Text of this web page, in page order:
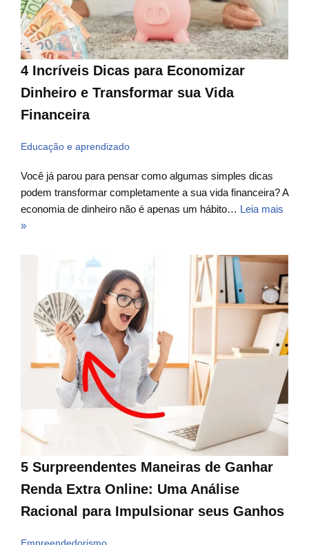
4 Incríveis Dicas para Economizar
Dinheiro e Transformar sua Vida
Financeira
Educação e aprendizado
Você já parou para pensar como algumas simples dicas
podem transformar completamente a sua vida financeira? A
economia de dinheiro não é apenas um hábito… Leia mais
»
5 Surpreendentes Maneiras de Ganhar
Renda Extra Online: Uma Análise
Racional para Impulsionar seus Ganhos